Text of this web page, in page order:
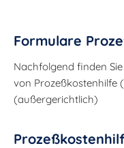
Formulare
Nachfolgend finden
von Prozeßkostenhilfe
(außergerichtlich)